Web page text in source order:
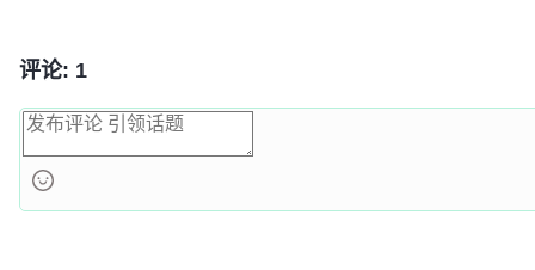
评论: 1